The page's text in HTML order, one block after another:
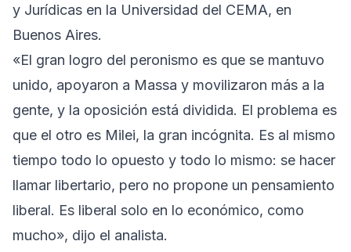
y Jurídicas en la Universidad del CEMA, en
Buenos Aires.
«El gran logro del peronismo es que se mantuvo
unido, apoyaron a Massa y movilizaron más a la
gente, y la oposición está dividida. El problema es
que el otro es Milei, la gran incógnita. Es al mismo
tiempo todo lo opuesto y todo lo mismo: se hacer
llamar libertario, pero no propone un pensamiento
liberal. Es liberal solo en lo económico, como
mucho», dijo el analista.